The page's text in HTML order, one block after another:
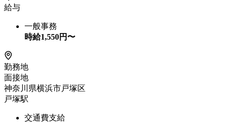
給与
一般事務
時給1,550円〜
勤務地
面接地
神奈川県横浜市戸塚区
戸塚駅
交通費支給